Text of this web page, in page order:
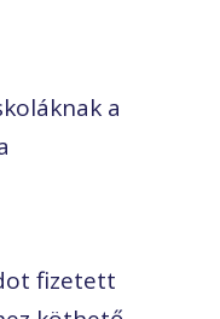
a
fizetett